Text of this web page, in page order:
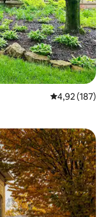
5 üzerinden
4,92 (187)